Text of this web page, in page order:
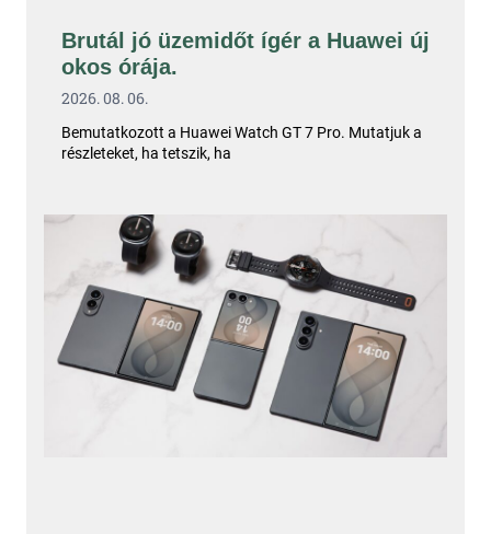
Brutál jó üzemidőt ígér a Huawei új
okos órája.
2026. 08. 06.
Bemutatkozott a Huawei Watch GT 7 Pro. Mutatjuk a
részleteket, ha tetszik, ha